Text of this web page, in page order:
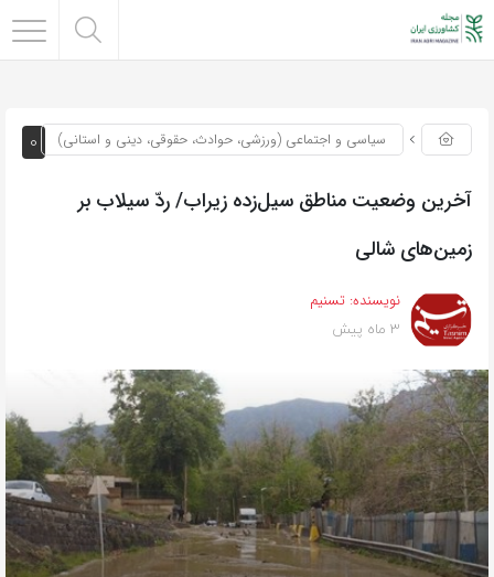
0 سیاسی و اجتماعی (ورزشی، حوادث، حقوقی، دینی و استانی)
آخرین وضعیت مناطق سیل‌زده زیراب/ ردّ سیلاب بر
زمین‌های ‌شالی‌
نویسنده: تسنیم
3 ماه پیش